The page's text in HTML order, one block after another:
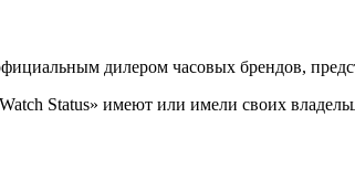
дилером часовых брендов,
Status» имеют или имели своих